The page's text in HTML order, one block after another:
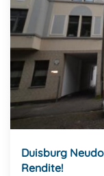
Duisburg
Rendite!